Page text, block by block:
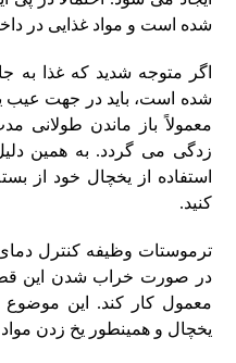
شده است و مواد غذایی در
اگر متوجه شدید که غذا
شده است، باید در جهت عیب
معمولاً باز ماندن طولانی
زدگی می گردد. به همین
استفاده از یخچال خود از
کنید.
ترموستات وظیفه کنترل دمای
در صورت خراب شدن این
معمول کار کند. این
یخچال و همینطور یخ زدن